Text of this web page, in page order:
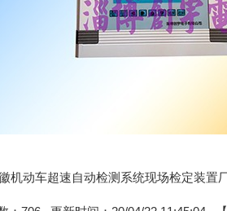
机动车超速自动检测系统现场检定装置